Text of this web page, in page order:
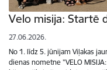
Velo misija: Startē
27.06.2026.
No 1. līdz 5. jūnijam Viļakas
dienas nometne "VELO